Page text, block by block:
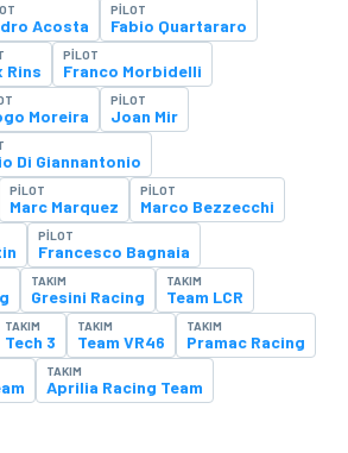
Acosta
PILOT
Fabio Quartararo
Rins
PILOT
Franco Morbidelli
Moreira
PILOT
Joan Mir
Di Giannantonio
PILOT
Marc Marquez
PILOT
Marco Bezzecchi
PILOT
Francesco Bagnaia
TAKIM
Gresini Racing
TAKIM
Team LCR
TAKIM
Tech 3
TAKIM
Team VR46
TAKIM
Pramac Racing
TAKIM
Aprilia Racing Team